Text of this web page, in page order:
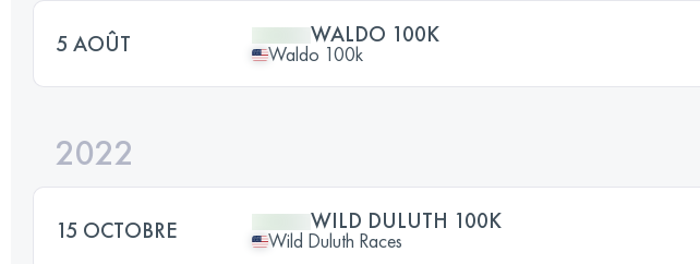
5 AOÛT WALDO 100K
Waldo 100k
2022
15 OCTOBRE WILD DULUTH 100K
Wild Duluth Races